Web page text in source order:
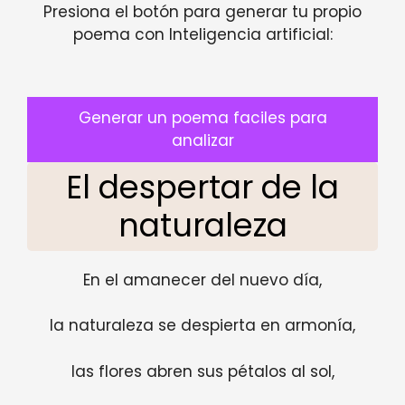
Presiona el botón para generar tu propio
poema con Inteligencia artificial:
Generar un poema faciles para
analizar
El despertar de la
naturaleza
En el amanecer del nuevo día,
la naturaleza se despierta en armonía,
las flores abren sus pétalos al sol,